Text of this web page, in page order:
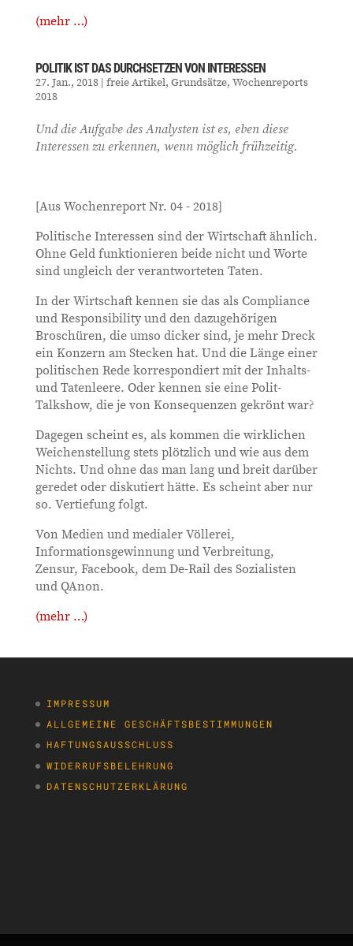
(mehr …)
POLITIK IST DAS DURCHSETZEN VON INTERESSEN
27. Jan., 2018| freie Artikel, Grundsätze, Wochenreports
2018
Und die Aufgabe des Analysten ist es, eben diese
Interessen zu erkennen, wenn möglich frühzeitig.
[Aus Wochenreport Nr. 04 - 2018]
Politische Interessen sind der Wirtschaft ähnlich.
Ohne Geld funktionieren beide nicht und Worte
sind ungleich der verantworteten Taten.
In der Wirtschaft kennen sie das als Compliance
und Responsibility und den dazugehörigen
Broschüren, die umso dicker sind, je mehr Dreck
ein Konzern am Stecken hat. Und die Länge einer
politischen Rede korrespondiert mit der Inhalts-
und Tatenleere. Oder kennen sie eine Polit-
Talkshow, die je von Konsequenzen gekrönt war?
Dagegen scheint es, als kommen die wirklichen
Weichenstellung stets plötzlich und wie aus dem
Nichts. Und ohne das man lang und breit darüber
geredet oder diskutiert hätte. Es scheint aber nur
so. Vertiefung folgt.
Von Medien und medialer Völlerei,
Informationsgewinnung und Verbreitung,
Zensur, Facebook, dem De-Rail des Sozialisten
und QAnon.
(mehr …)
IMPRESSUM
ALLGEMEINE GESCHÄFTSBESTIMMUNGEN
HAFTUNGSAUSSCHLUSS
WIDERRUFSBELEHRUNG
DATENSCHUTZERKLÄRUNG